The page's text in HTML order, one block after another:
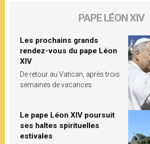
PAPE LÉON XIV
Les prochains grands
rendez-vous du pape Léon
XIV
De retour au Vatican, après trois
semaines de vacances
Le pape Léon XIV poursuit
ses haltes spirituelles
estivales